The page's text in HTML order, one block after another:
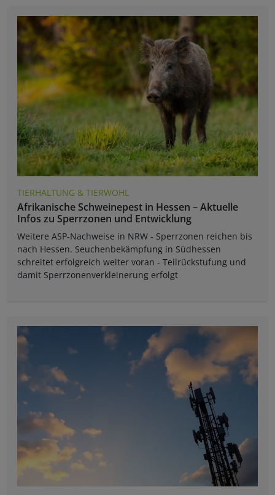
TIERHALTUNG & TIERWOHL
Afrikanische Schweinepest in Hessen – Aktuelle
Infos zu Sperrzonen und Entwicklung
Weitere ASP-Nachweise in NRW - Sperrzonen reichen bis
nach Hessen. Seuchenbekämpfung in Südhessen
schreitet erfolgreich weiter voran - Teilrückstufung und
damit Sperrzonenverkleinerung erfolgt